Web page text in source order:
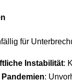
für
Instabilität:
: